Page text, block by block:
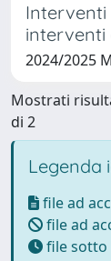
Interventi
interventi
2024/2025
Mostrati
di 2
Legenda
file ad
file ad
file sotto